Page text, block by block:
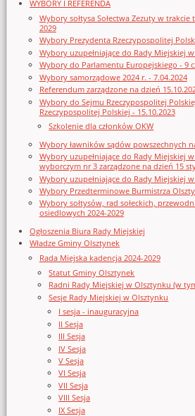
WYBORY I REFERENDA
Wybory sołtysa Sołectwa Zezuty w
2029
Wybory Prezydenta Rzeczypospolitej
Wybory uzupełniające do Rady Miejskiej
Wybory do Parlamentu Europejskiego - 9
Wybory samorządowe 2024 r. - 7.04.2024
Referendum zarządzone na dzień
Wybory do Sejmu Rzeczypospolitej
Rzeczypospolitej Polskiej - 15.10.2023
Szkolenie dla członków OKW
Wybory ławników sądów powszechnych
Wybory uzupełniające do Rady Miejskiej
wyborczym nr 3 zarządzone na dzień 15
Wybory uzupełniające do Rady Miejskiej
Wybory Przedterminowe Burmistrza
Wybory sołtysów, rad sołeckich,
osiedlowych 2024-2029
Ogłoszenia Biura Rady Miejskiej
Władze Gminy Olsztynek
Rada Miejska kadencja 2024-2029
Statut Gminy Olsztynek
Radni Rady Miejskiej w Olsztynku (w
Sesje Rady Miejskiej w Olsztynku
I sesja - inauguracyjna
II Sesja
III Sesja
IV Sesja
V Sesja
VI Sesja
VII Sesja
VIII Sesja
IX Sesja